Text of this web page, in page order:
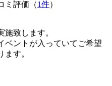
ミ評価（1件）
致します。
ベントが入っていてご希望
ます。